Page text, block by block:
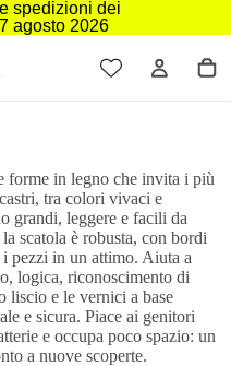
spedizioni dei
agosto 2026
forme in legno che invita i più
tra colori vivaci e
grandi, leggere e facili da
scatola è robusta, con bordi
pezzi in un attimo. Aiuta a
logica, riconoscimento di
liscio e le vernici a base
e sicura. Piace ai genitori
e occupa poco spazio: un
a nuove scoperte.